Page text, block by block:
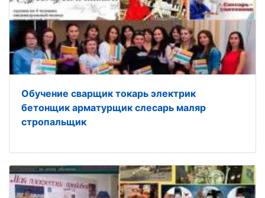
Обучение сварщик токарь электрик
бетонщик арматурщик слесарь маляр
стропальщик